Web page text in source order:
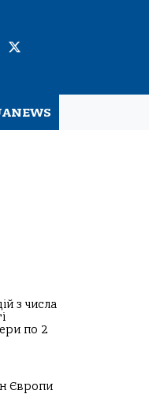
з числа
по 2
Європи